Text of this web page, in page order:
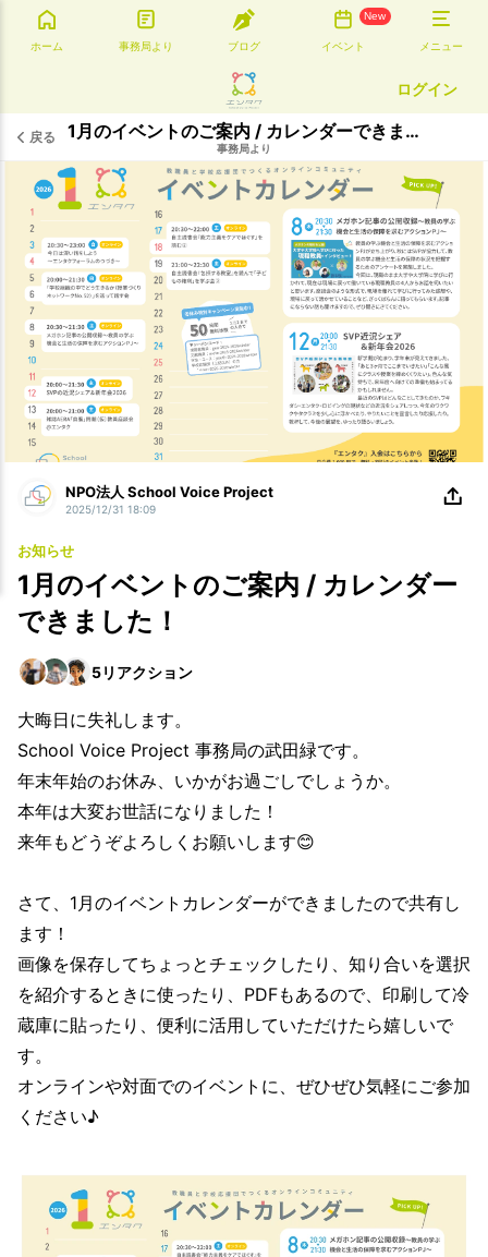
ホーム 事務局より ブログ
New
イベント メニュー
ログイン
戻る 1月のイベントのご案内 / カレンダーできました！
事務局より
NPO法人 School Voice Project
2025/12/31 18:09
お知らせ
1月のイベントのご案内 / カレンダー
できました！
5リアクション
大晦日に失礼します。
School Voice Project 事務局の武田緑です。
年末年始のお休み、いかがお過ごしでしょうか。
本年は大変お世話になりました！
来年もどうぞよろしくお願いします😊
さて、1月のイベントカレンダーができましたので共有し
ます！
画像を保存してちょっとチェックしたり、知り合いを選択
を紹介するときに使ったり、PDFもあるので、印刷して冷
蔵庫に貼ったり、便利に活用していただけたら嬉しいで
す。
オンラインや対面でのイベントに、ぜひぜひ気軽にご参加
ください♪